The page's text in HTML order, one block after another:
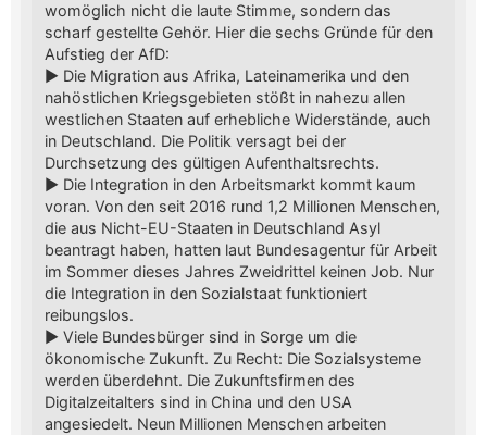
womöglich nicht die laute Stimme, sondern das
scharf gestellte Gehör. Hier die sechs Gründe für den
Aufstieg der AfD:
► Die Migration aus Afrika, Lateinamerika und den
nahöstlichen Kriegsgebieten stößt in nahezu allen
westlichen Staaten auf erhebliche Widerstände, auch
in Deutschland. Die Politik versagt bei der
Durchsetzung des gültigen Aufenthaltsrechts.
► Die Integration in den Arbeitsmarkt kommt kaum
voran. Von den seit 2016 rund 1,2 Millionen Menschen,
die aus Nicht-EU-Staaten in Deutschland Asyl
beantragt haben, hatten laut Bundesagentur für Arbeit
im Sommer dieses Jahres Zweidrittel keinen Job. Nur
die Integration in den Sozialstaat funktioniert
reibungslos.
► Viele Bundesbürger sind in Sorge um die
ökonomische Zukunft. Zu Recht: Die Sozialsysteme
werden überdehnt. Die Zukunftsfirmen des
Digitalzeitalters sind in China und den USA
angesiedelt. Neun Millionen Menschen arbeiten